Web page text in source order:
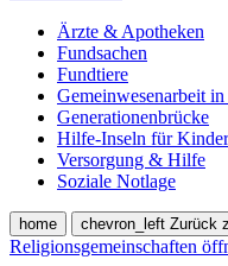
Ärzte & Apotheken
Fundsachen
Fundtiere
Gemeinwesenarbeit
Generationenbrücke
Hilfe-Inseln für Kinder
Versorgung & Hilfe
Soziale Notlage
home chevron_left Zurück
Religionsgemeinschaften